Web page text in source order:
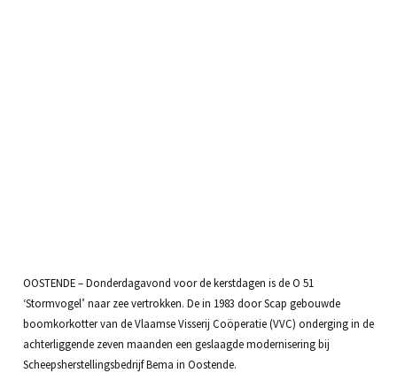
OOSTENDE – Donderdagavond voor de kerstdagen is de O 51
‘Stormvogel’ naar zee vertrokken. De in 1983 door Scap gebouwde
boomkorkotter van de Vlaamse Visserij Coöperatie (VVC) onderging in de
achterliggende zeven maanden een geslaagde modernisering bij
Scheepsherstellingsbedrijf Bema in Oostende.